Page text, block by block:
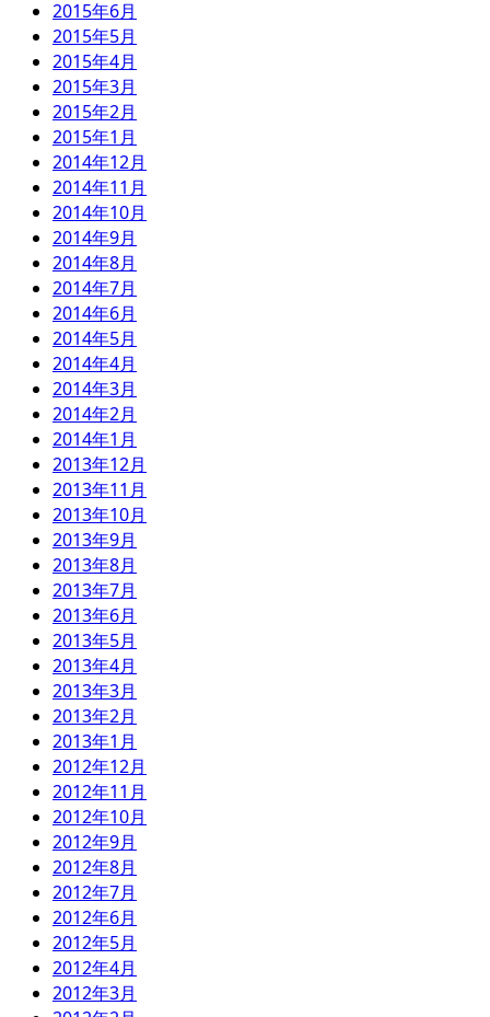
2015年6月
2015年5月
2015年4月
2015年3月
2015年2月
2015年1月
2014年12月
2014年11月
2014年10月
2014年9月
2014年8月
2014年7月
2014年6月
2014年5月
2014年4月
2014年3月
2014年2月
2014年1月
2013年12月
2013年11月
2013年10月
2013年9月
2013年8月
2013年7月
2013年6月
2013年5月
2013年4月
2013年3月
2013年2月
2013年1月
2012年12月
2012年11月
2012年10月
2012年9月
2012年8月
2012年7月
2012年6月
2012年5月
2012年4月
2012年3月